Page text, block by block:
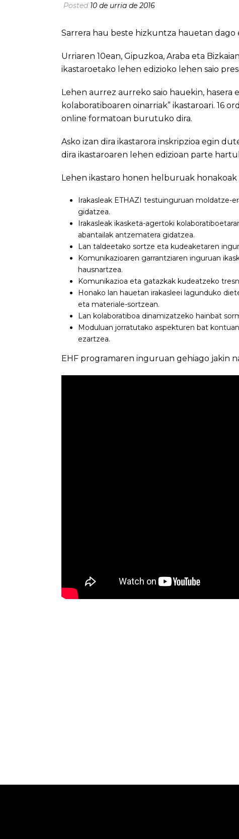
Posted 10 de urria de 2016
Sarrera hau beste hizkuntza hauetan dago
Urriaren 10ean, Gipuzkoa, Araba eta
ikastaroetako lehen edizioko lehen saio
Lehen aurrez aurreko saio hauekin,
kolaboratiboaren oinarriak” ikastaroari. 16
online formatoan burutuko dira.
Asko izan dira ikastarora inskripzioa egin
dira ikastaroaren lehen edizioan parte
Lehen ikastaro honen helburuak honakoak
Irakasleak ETHAZI testuinguruan moldatze-
gidatzea.
Irakasleak ikasketa-agertoki
abantailak antzematera gidatzea.
Lan taldeetako sortze eta kudeaketaren
Komunikazioaren garrantziaren inguruan
hausnartzea.
Komunikazioa eta gatazkak kudeatzeko
Honako lan hauetan irakasleei lagunduko
eta materiale-sortzean.
Lan kolaboratiboa dinamizatzeko hainbat
Moduluan jorratutako aspekturen bat
ezartzea.
EHF programaren inguruan gehiago jakin